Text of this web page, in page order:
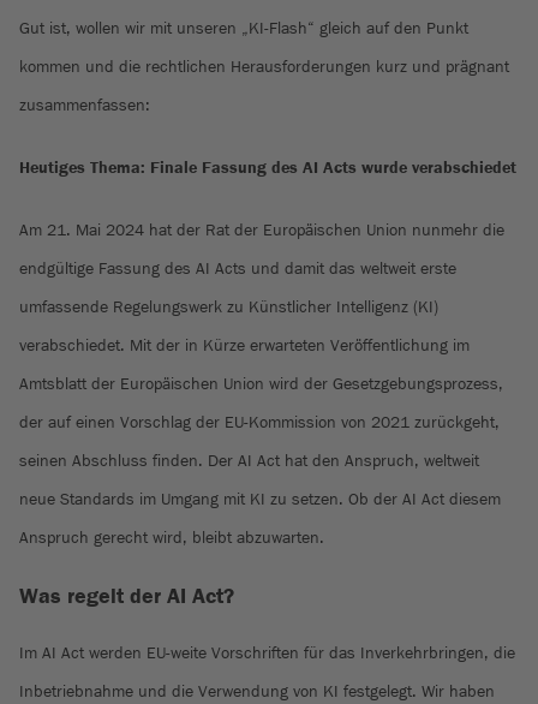
Gut ist, wollen wir mit unseren „KI-Flash“ gleich auf den Punkt
kommen und die rechtlichen Herausforderungen kurz und prägnant
zusammenfassen:
Heutiges Thema: Finale Fassung des AI Acts wurde verabschiedet
Am 21. Mai 2024 hat der Rat der Europäischen Union nunmehr die
endgültige Fassung des AI Acts und damit das weltweit erste
umfassende Regelungswerk zu Künstlicher Intelligenz (KI)
verabschiedet. Mit der in Kürze erwarteten Veröffentlichung im
Amtsblatt der Europäischen Union wird der Gesetzgebungsprozess,
der auf einen Vorschlag der EU-Kommission von 2021 zurückgeht,
seinen Abschluss finden. Der AI Act hat den Anspruch, weltweit
neue Standards im Umgang mit KI zu setzen. Ob der AI Act diesem
Anspruch gerecht wird, bleibt abzuwarten.
Was regelt der AI Act?
Im AI Act werden EU-weite Vorschriften für das Inverkehrbringen, die
Inbetriebnahme und die Verwendung von KI festgelegt. Wir haben